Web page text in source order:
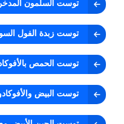
توست السلمون
توست زبدة الفول
توست الحمص
توست البيض